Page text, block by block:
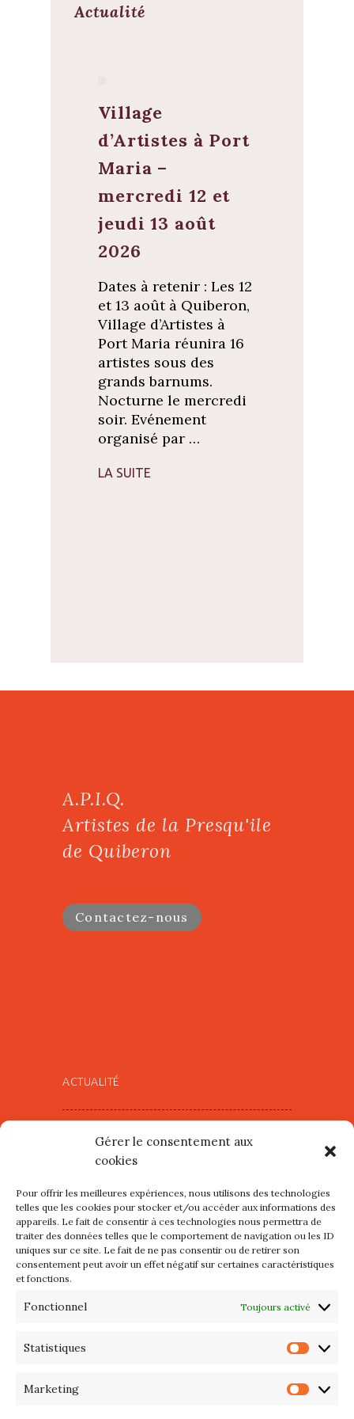
Gérer le consentement aux
cookies
Pour offrir les meilleures expériences, nous utilisons des technologies
telles que les cookies pour stocker et/ou accéder aux informations des
appareils. Le fait de consentir à ces technologies nous permettra de
traiter des données telles que le comportement de navigation ou les ID
uniques sur ce site. Le fait de ne pas consentir ou de retirer son
consentement peut avoir un effet négatif sur certaines caractéristiques
et fonctions.
Fonctionnel Toujours activé
Statistiques
Marketing
Actualité
Village
d’Artistes à Port
Maria –
mercredi 12 et
jeudi 13 août
2026
Dates à retenir : Les 12
et 13 août à Quiberon,
Village d’Artistes à
Port Maria réunira 16
artistes sous des
grands barnums.
Nocturne le mercredi
soir. Evénement
organisé par …
LA SUITE
A.P.I.Q.
Artistes de la Presqu'ile
de Quiberon
Contactez-nous
ACTUALITÉ
mercredi 12 et jeudi 13 août
2026
Les petits formats du Port
d’Orange : Mercredi 22 juillet de
10h à 20h
2026 – Maison du Phare de